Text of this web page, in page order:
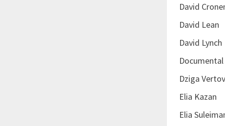
David
David Lean
David Lynch
Documental
Dziga Vertov
Elia Kazan
Elia